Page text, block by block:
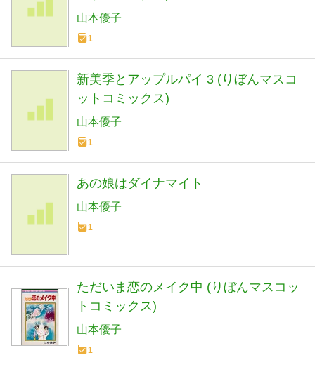
山本優子
1
新美季とアップルパイ 3 (りぼんマスコ
ットコミックス)
山本優子
1
あの娘はダイナマイト
山本優子
1
ただいま恋のメイク中 (りぼんマスコッ
トコミックス)
山本優子
1